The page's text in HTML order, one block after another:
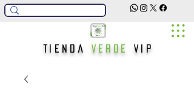
TiendaVerde Vip